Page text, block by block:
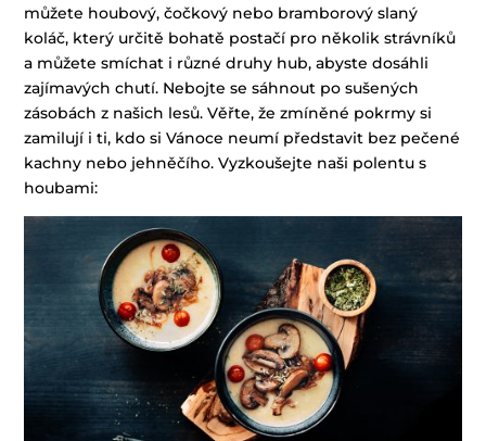
můžete houbový, čočkový nebo bramborový slaný
koláč, který určitě bohatě postačí pro několik strávníků
a můžete smíchat i různé druhy hub, abyste dosáhli
zajímavých chutí. Nebojte se sáhnout po sušených
zásobách z našich lesů. Věřte, že zmíněné pokrmy si
zamilují i ti, kdo si Vánoce neumí představit bez pečené
kachny nebo jehněčího.Vyzkoušejte naši polentu s
houbami: